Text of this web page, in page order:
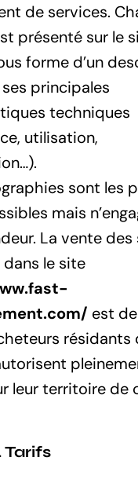
de services.
présenté sur le
forme d’un
principales
techniques
utilisation,
sont les
mais
La vente
le site
est
résidants
leur territoire de
Tarifs